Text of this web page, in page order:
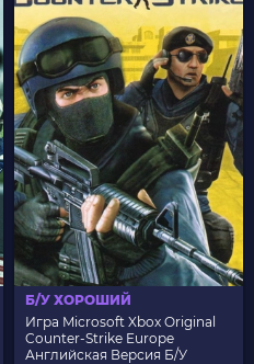
Б/У ХОРОШИЙ
Игра Microsoft Xbox Original
Counter-Strike Europe
Английская Версия Б/У